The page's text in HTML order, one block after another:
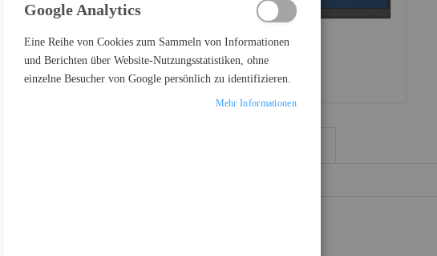
Google Analytics
Eine Reihe von Cookies zum Sammeln von Informationen
und Berichten über Website-Nutzungsstatistiken, ohne
einzelne Besucher von Google persönlich zu identifizieren.
Mehr Informationen